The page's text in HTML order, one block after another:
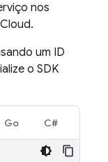
nos
.
um ID
o SDK
Go C#